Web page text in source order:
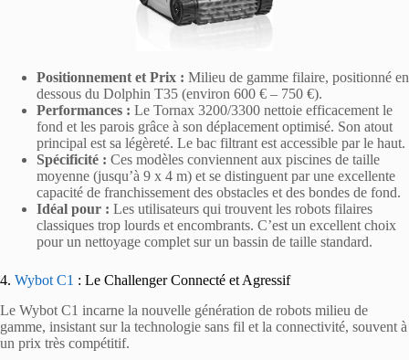
Positionnement et Prix : Milieu de gamme filaire, positionné en
dessous du Dolphin T35 (environ 600 € – 750 €).
Performances : Le Tornax 3200/3300 nettoie efficacement le
fond et les parois grâce à son déplacement optimisé. Son atout
principal est sa légèreté. Le bac filtrant est accessible par le haut.
Spécificité : Ces modèles conviennent aux piscines de taille
moyenne (jusqu’à 9 x 4 m) et se distinguent par une excellente
capacité de franchissement des obstacles et des bondes de fond.
Idéal pour : Les utilisateurs qui trouvent les robots filaires
classiques trop lourds et encombrants. C’est un excellent choix
pour un nettoyage complet sur un bassin de taille standard.
4. Wybot C1 : Le Challenger Connecté et Agressif
Le Wybot C1 incarne la nouvelle génération de robots milieu de
gamme, insistant sur la technologie sans fil et la connectivité, souvent à
un prix très compétitif.